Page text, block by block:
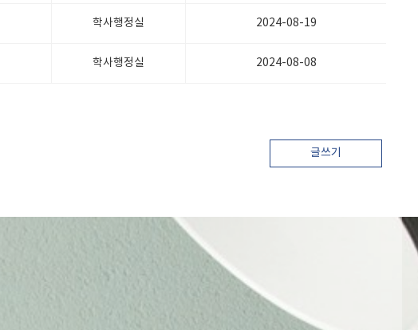
학사행정실 2024-08-19
학사행정실 2024-08-08
글쓰기